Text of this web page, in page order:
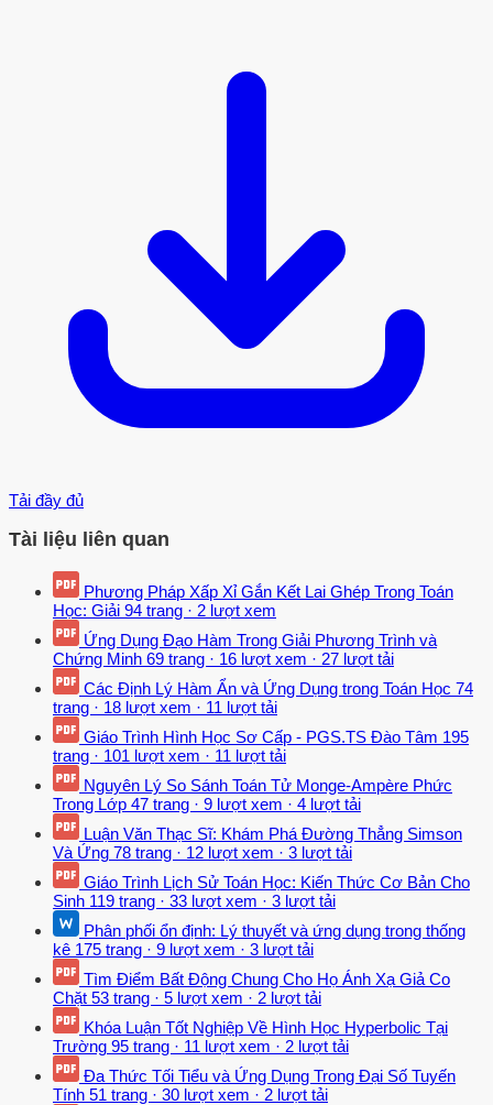
Tải đầy đủ
Tài liệu liên quan
Phương Pháp Xấp Xỉ Gắn Kết Lai Ghép Trong Toán
Học: Giải 94 trang · 2 lượt xem
Ứng Dụng Đạo Hàm Trong Giải Phương Trình và
Chứng Minh 69 trang · 16 lượt xem · 27 lượt tải
Các Định Lý Hàm Ẩn và Ứng Dụng trong Toán Học 74
trang · 18 lượt xem · 11 lượt tải
Giáo Trình Hình Học Sơ Cấp - PGS.TS Đào Tâm 195
trang · 101 lượt xem · 11 lượt tải
Nguyên Lý So Sánh Toán Tử Monge-Ampère Phức
Trong Lớp 47 trang · 9 lượt xem · 4 lượt tải
Luận Văn Thạc Sĩ: Khám Phá Đường Thẳng Simson
Và Ứng 78 trang · 12 lượt xem · 3 lượt tải
Giáo Trình Lịch Sử Toán Học: Kiến Thức Cơ Bản Cho
Sinh 119 trang · 33 lượt xem · 3 lượt tải
Phân phối ổn định: Lý thuyết và ứng dụng trong thống
kê 175 trang · 9 lượt xem · 3 lượt tải
Tìm Điểm Bất Động Chung Cho Họ Ánh Xạ Giả Co
Chặt 53 trang · 5 lượt xem · 2 lượt tải
Khóa Luận Tốt Nghiệp Về Hình Học Hyperbolic Tại
Trường 95 trang · 11 lượt xem · 2 lượt tải
Đa Thức Tối Tiểu và Ứng Dụng Trong Đại Số Tuyến
Tính 51 trang · 30 lượt xem · 2 lượt tải